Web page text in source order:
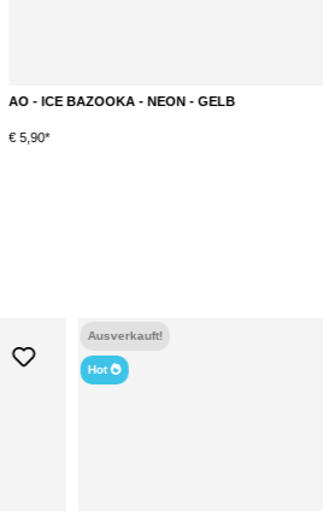
AO - ICE BAZOOKA - NEON - GELB
€ 5,90*
Hot